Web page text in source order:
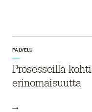
PALVELU
Prosesseilla kohti
erinomaisuutta